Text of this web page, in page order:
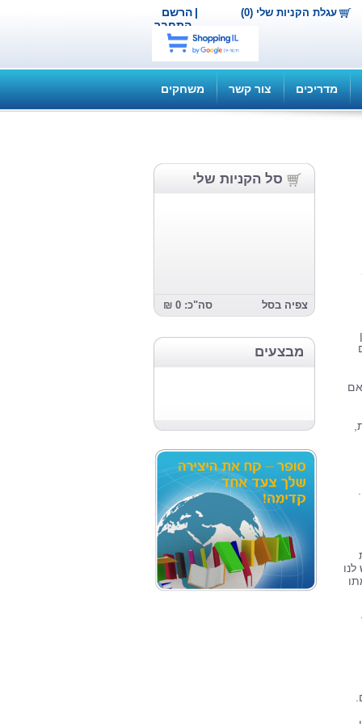
הרשם |
התחבר
עגלת הקניות שלי (0)
מדריכים צור קשר משחקים
סל הקניות שלי
צפיה בסל סה"כ: 0 ₪
מבצעים